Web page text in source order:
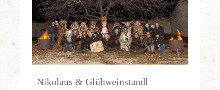
Nikolaus & Glühweinstandl